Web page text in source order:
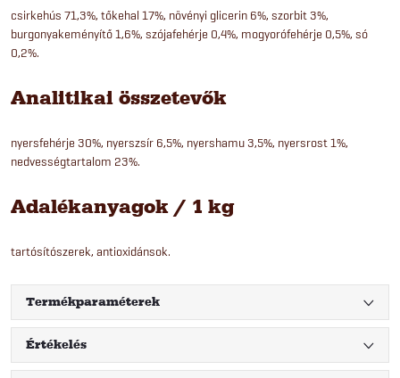
csirkehús 71,3%, tőkehal 17%, növényi glicerin 6%, szorbit 3%,
burgonyakeményítő 1,6%, szójafehérje 0,4%, mogyorófehérje 0,5%, só
0,2%.
Analitikai összetevők
nyersfehérje 30%, nyerszsír 6,5%, nyershamu 3,5%, nyersrost 1%,
nedvességtartalom 23%.
Adalékanyagok / 1 kg
tartósítószerek, antioxidánsok.
Termékparaméterek
Értékelés